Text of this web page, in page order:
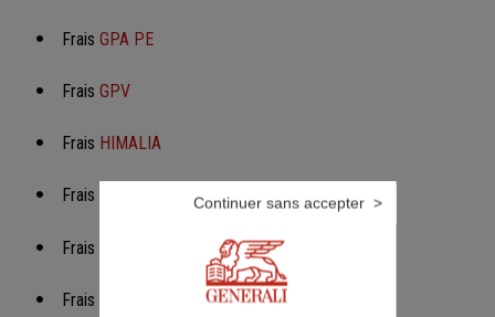
Frais GPA PE
Frais GPV
Frais HIMALIA
Frais HIMALIA FOURGOUS
Frais HIMALIA CAPITALISATION
Frais HIMALIA PATRIMOINE
Continuer sans accepter